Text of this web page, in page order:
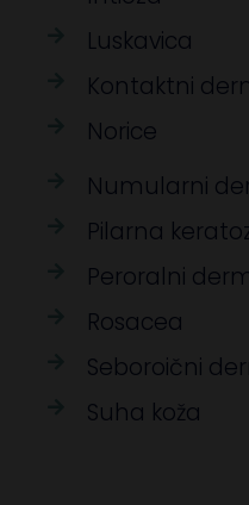
Luskavica
Kontaktni
Norice
Numularni
Pilarna
Peroralni
Rosacea
Seboroični
Suha koža